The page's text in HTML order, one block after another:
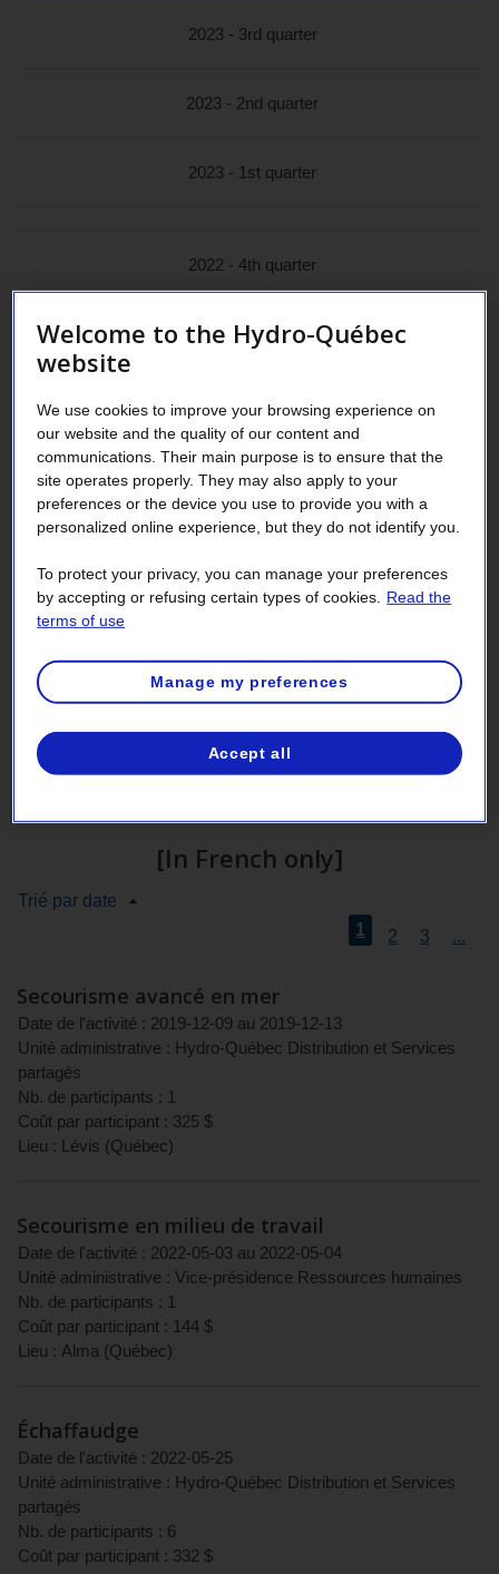
2023 - 3rd quarter
2023 - 2nd quarter
2023 - 1st quarter
2022 - 4th quarter
2022 - 3rd quarter
2022 - 2nd quarter
2022 - 1st quarter
2021 - 2nd quarter
2021 - 1st quarter
[In French only]
Trié par date
1
2 3 ...
Secourisme avancé en mer
Date de l'activité : 2019-12-09 au 2019-12-13
Unité administrative : Hydro-Québec Distribution et Services
partagés
Nb. de participants : 1
Coût par participant : 325 $
Lieu : Lévis (Québec)
Secourisme en milieu de travail
Date de l'activité : 2022-05-03 au 2022-05-04
Unité administrative : Vice-présidence Ressources humaines
Nb. de participants : 1
Coût par participant : 144 $
Lieu : Alma (Québec)
Échaffaudge
Date de l'activité : 2022-05-25
Unité administrative : Hydro-Québec Distribution et Services
partagés
Nb. de participants : 6
Coût par participant : 332 $
Welcome to the Hydro-Québec
website
We use cookies to improve your browsing experience on
our website and the quality of our content and
communications. Their main purpose is to ensure that the
site operates properly. They may also apply to your
preferences or the device you use to provide you with a
personalized online experience, but they do not identify you.
To protect your privacy, you can manage your preferences
by accepting or refusing certain types of cookies. Read the
terms of use
Manage my preferences
Accept all